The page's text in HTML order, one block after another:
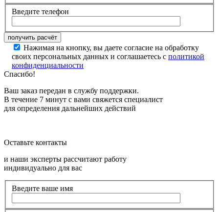
Введите телефон
Нажимая на кнопку, вы даете согласие на обработку
своих персональных данных и соглашаетесь с политикой
конфиденциальности
Спасибо!
Ваш заказ передан в службу поддержки.
В течение 7 минут с вами свяжется специалист
для определения дальнейших действий
Оставьте контакты
и наши эксперты рассчитают работу
индивидуально для вас
Введите ваше имя